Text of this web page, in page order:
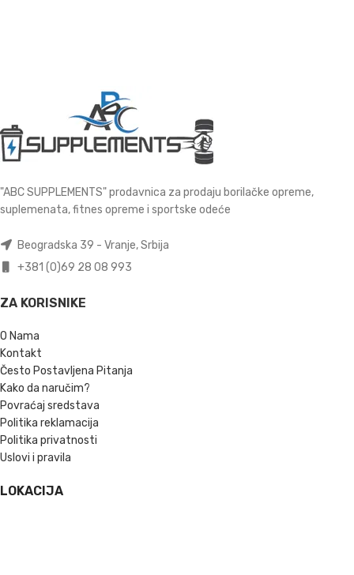
"ABC SUPPLEMENTS" prodavnica za prodaju borilačke opreme,
suplemenata, fitnes opreme i sportske odeće
Beogradska 39 - Vranje, Srbija
+381 (0)69 28 08 993
ZA KORISNIKE
O Nama
Kontakt
Često Postavljena Pitanja
Kako da naručim?
Povraćaj sredstava
Politika reklamacija
Politika privatnosti
Uslovi i pravila
LOKACIJA